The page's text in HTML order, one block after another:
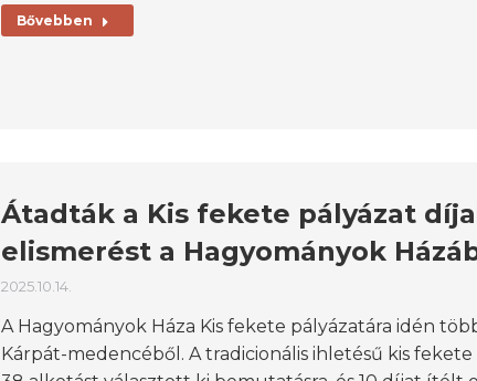
Bővebben
Átadták a Kis fekete pályázat
elismerést a Hagyományok
2025.10.14.
A Hagyományok Háza Kis fekete pályázatára idén
Kárpát-medencéből. A tradicionális ihletésű kis